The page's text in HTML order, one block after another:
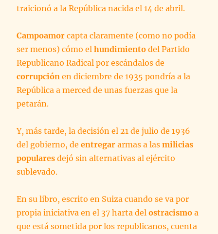
traicionó a la República nacida el 14 de abril.
Campoamor capta claramente (como no podía
ser menos) cómo elhundimiento del Partido
Republicano Radical por escándalos de
corrupción en diciembre de 1935 pondría a la
República a merced de unas fuerzas que la
petarán.
Y, más tarde, la decisión el 21 de julio de 1936
del gobierno, deentregar armas a lasmilicias
popularesdejó sin alternativas al ejército
sublevado.
En su libro, escrito en Suiza cuando se va por
propia iniciativa en el 37 harta delostracismo a
que está sometida por los republicanos, cuenta